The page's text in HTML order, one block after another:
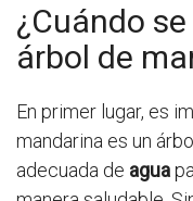
¿Cuándo
árbol de
En primer lugar, es
mandarina es un
adecuada de agua